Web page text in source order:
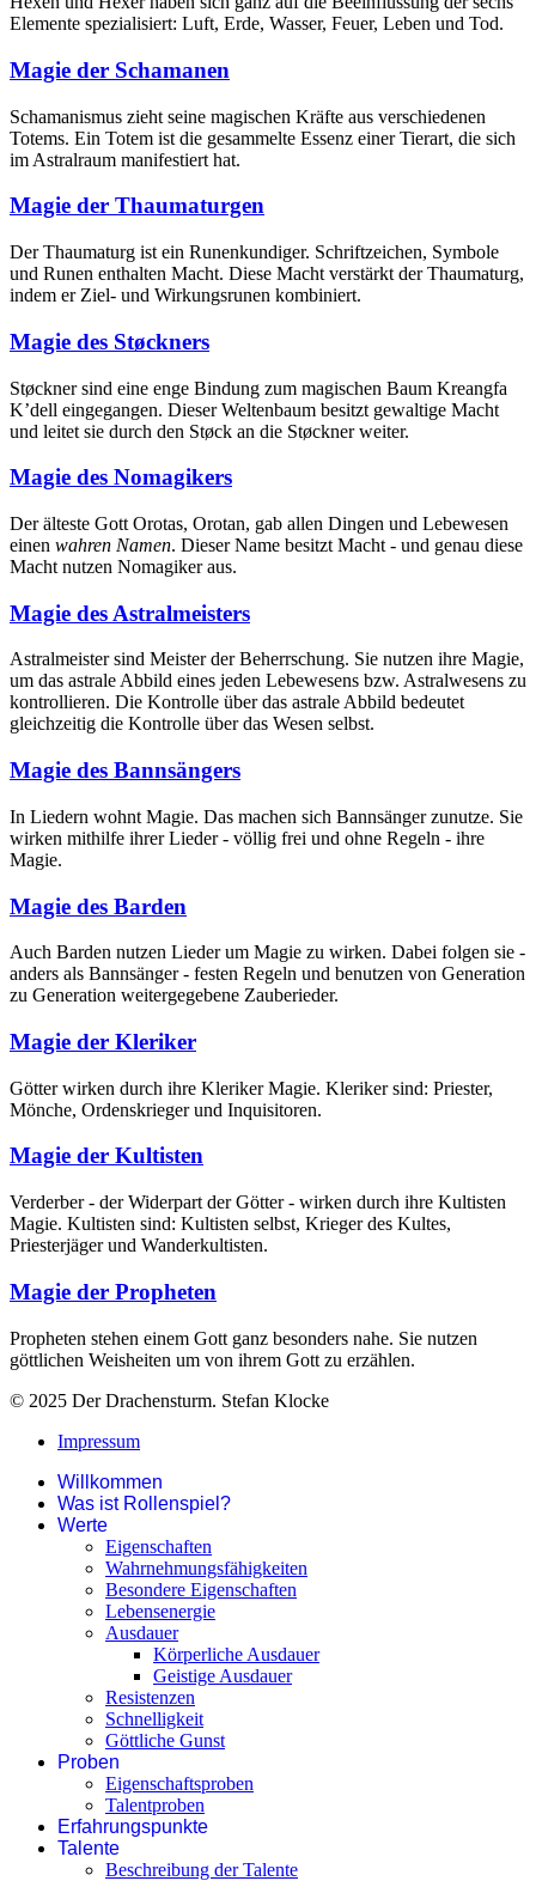
Elemente spezialisiert: Luft, Erde, Wasser, Feuer, Leben und Tod.
Magie der Schamanen
Schamanismus zieht seine magischen Kräfte aus verschiedenen
Totems. Ein Totem ist die gesammelte Essenz einer Tierart, die sich
im Astralraum manifestiert hat.
Magie der Thaumaturgen
Der Thaumaturg ist ein Runenkundiger. Schriftzeichen, Symbole
und Runen enthalten Macht. Diese Macht verstärkt der Thaumaturg,
indem er Ziel- und Wirkungsrunen kombiniert.
Magie des Støckners
Støckner sind eine enge Bindung zum magischen Baum Kreangfa
K’dell eingegangen. Dieser Weltenbaum besitzt gewaltige Macht
und leitet sie durch den Støck an die Støckner weiter.
Magie des Nomagikers
Der älteste Gott Orotas, Orotan, gab allen Dingen und Lebewesen
einen wahren Namen. Dieser Name besitzt Macht - und genau diese
Macht nutzen Nomagiker aus.
Magie des Astralmeisters
Astralmeister sind Meister der Beherrschung. Sie nutzen ihre Magie,
um das astrale Abbild eines jeden Lebewesens bzw. Astralwesens zu
kontrollieren. Die Kontrolle über das astrale Abbild bedeutet
gleichzeitig die Kontrolle über das Wesen selbst.
Magie des Bannsängers
In Liedern wohnt Magie. Das machen sich Bannsänger zunutze. Sie
wirken mithilfe ihrer Lieder - völlig frei und ohne Regeln - ihre
Magie.
Magie des Barden
Auch Barden nutzen Lieder um Magie zu wirken. Dabei folgen sie -
anders als Bannsänger - festen Regeln und benutzen von Generation
zu Generation weitergegebene Zauberieder.
Magie der Kleriker
Götter wirken durch ihre Kleriker Magie. Kleriker sind: Priester,
Mönche, Ordenskrieger und Inquisitoren.
Magie der Kultisten
Verderber - der Widerpart der Götter - wirken durch ihre Kultisten
Magie. Kultisten sind: Kultisten selbst, Krieger des Kultes,
Priesterjäger und Wanderkultisten.
Magie der Propheten
Propheten stehen einem Gott ganz besonders nahe. Sie nutzen
göttlichen Weisheiten um von ihrem Gott zu erzählen.
© 2025 Der Drachensturm. Stefan Klocke
Impressum
Willkommen
Was ist Rollenspiel?
Werte
Eigenschaften
Wahrnehmungsfähigkeiten
Besondere Eigenschaften
Lebensenergie
Ausdauer
Körperliche Ausdauer
Geistige Ausdauer
Resistenzen
Schnelligkeit
Göttliche Gunst
Proben
Eigenschaftsproben
Talentproben
Erfahrungspunkte
Talente
Beschreibung der Talente